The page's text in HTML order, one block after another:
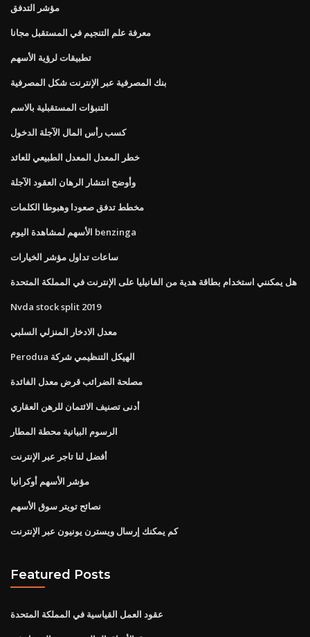
مؤشر التدفق
معرفة علم التنجيم في المستقبل مجانا
تطبيقات لرؤية الأسهم
بنك المصرفية عبر الإنترنت شكل المصرفية
التنبؤات المستقبلية بالاسم
كسب رأس المال الآجلة الدخول
خطر المعدل المعدل الطبيعي للعائد
وأوضح انتشار الرهان العقود الآجلة
مخطط تدفق صعودا وهبوطا الكلمات
الأسهم لمشاهدة اليوم benzinga
ساعات تداول مؤشر الخيارات
هل يمكنني استخدام بطاقة هدية من الفانيليا على الإنترنت في المملكة المتحدة
Nvda stock split 2019
معدل الادخار المنزلي السلبي
Perodua الهيكل التنظيمي شركة
مصلحة الضرائب قرض معدل الفائدة
أدنى تصنيف الائتمان للرهن العقاري
الرسوم البيانية محطة المطار
أفضل لنا تاجر عبر الإنترنت
مؤشر الأسهم أوكرانيا
نصائح تويتر سوق الأسهم
كم يمكنك إرسال ويسترن يونيون عبر الإنترنت
Featured Posts
عقود العمل القياسية في المملكة المتحدة